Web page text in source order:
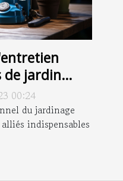
de jardin
longévité
00:24
du jardinage
indispensables